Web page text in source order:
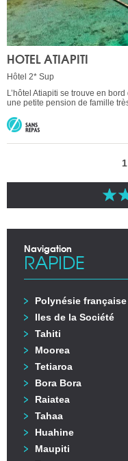
HOTEL ATIAPITI
Hôtel 2* Sup
L’hôtel Atiapiti se trouve en
une petite pension de famille
1
Navigation
RAPIDE
Polynésie française
Iles de la Société
Tahiti
Moorea
Tetiaroa
Bora Bora
Raiatea
Tahaa
Huahine
Maupiti